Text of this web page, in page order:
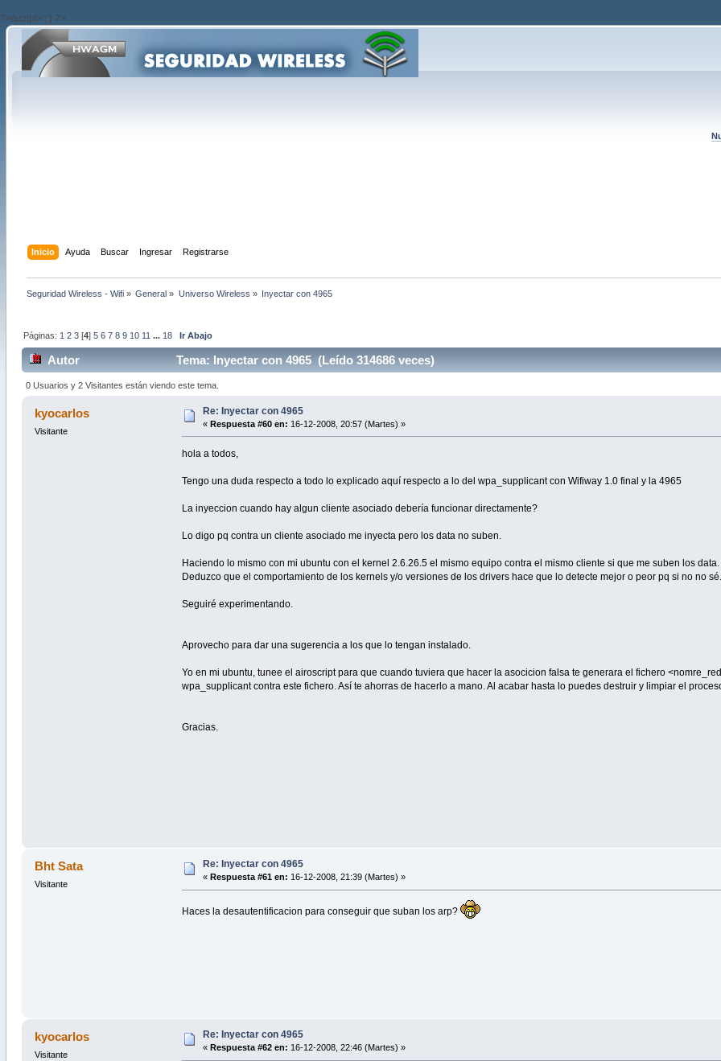
?>/script>'; } ?>
Inicio Ayuda Buscar Ingresar Registrarse
Seguridad Wireless - Wifi» General » Universo Wireless » Inyectar con 4965
Páginas: 1 2 3[4] 5 6 7 8 9 10 11 ... 18 Ir Abajo
Autor Tema: Inyectar con 4965 (Leído 314686 veces)
0 Usuarios y 2 Visitantes están viendo este tema.
kyocarlos
Visitante
Re: Inyectar con 4965
« Respuesta #60 en: 16-12-2008, 20:57 (Martes) »
hola a todos,
Tengo una duda respecto a todo lo explicado aquí respecto a lo del wpa_supplicant con Wifiway 1.0 final y la 4965
La inyeccion cuando hay algun cliente asociado debería funcionar directamente?
Lo digo pq contra un cliente asociado me inyecta pero los data no suben.
Haciendo lo mismo con mi ubuntu con el kernel 2.6.26.5 el mismo equipo contra el mismo cliente si que me suben los data.
Deduzco que el comportamiento de los kernels y/o versiones de los drivers hace que lo detecte mejor o peor pq si no no sé.
Seguiré experimentando.
Aprovecho para dar una sugerencia a los que lo tengan instalado.
Yo en mi ubuntu, tunee el airoscript para que cuando tuviera que hacer la asocicion falsa te generara el fichero
wpa_supplicant contra este fichero. Así te ahorras de hacerlo a mano. Al acabar hasta lo puedes destruir y limpiar el
Gracias.
Bht Sata
Visitante
Re: Inyectar con 4965
« Respuesta #61 en: 16-12-2008, 21:39 (Martes) »
Haces la desautentificacion para conseguir que suban los arp?
kyocarlos
Visitante
Re: Inyectar con 4965
« Respuesta #62 en: 16-12-2008, 22:46 (Martes) »